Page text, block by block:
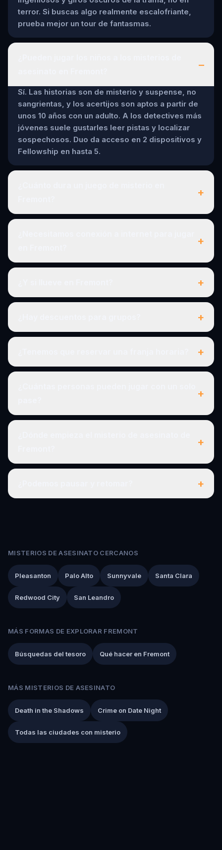
terror. Si buscas algo realmente escalofriante,
prueba mejor un tour de fantasmas.
–
Sí. Las historias son de misterio y suspense, no
sangrientas, y los acertijos son aptos a partir de
unos 10 años con un adulto. A los detectives más
jóvenes suele gustarles leer pistas y localizar
sospechosos. Duo da acceso en 2 dispositivos y
Fellowship en hasta 5.
+
+
+
+
+
+
+
+
MISTERIOS DE ASESINATO CERCANOS
Pleasanton Palo Alto Sunnyvale Santa Clara
Redwood City San Leandro
MÁS FORMAS DE EXPLORAR FREMONT
Búsquedas del tesoro Qué hacer en Fremont
MÁS MISTERIOS DE ASESINATO
Death in the Shadows Crime on Date Night
Todas las ciudades con misterio